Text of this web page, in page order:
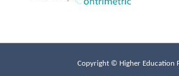
Copyright © Higher Education